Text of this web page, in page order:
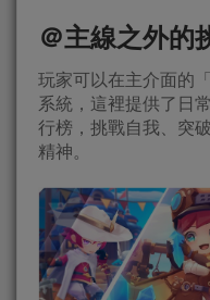
＠主線之外的
玩家可以在主介面的
系統，這裡提供了日
行榜，挑戰自我、突
精神。